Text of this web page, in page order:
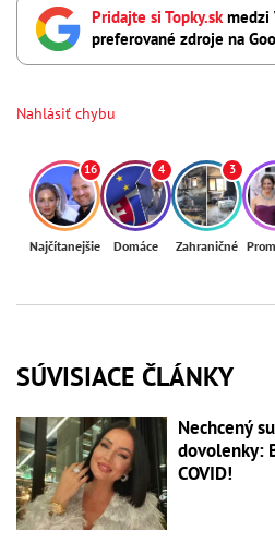
Pridajte si Topky.skmedzi
preferované zdroje na
Nahlásiť chybu
16
Najčítanejšie
4
Domáce
3
Zahraničné
SÚVISIACE ČLÁNKY
Nechcený
dovolenky:
COVID!